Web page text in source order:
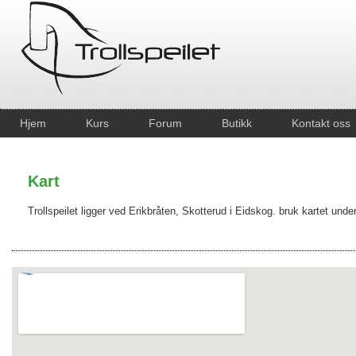
Hjem Kurs Forum Butikk Kontakt oss
Kart
Trollspeilet ligger ved Erikbråten, Skotterud i Eidskog. bruk kartet